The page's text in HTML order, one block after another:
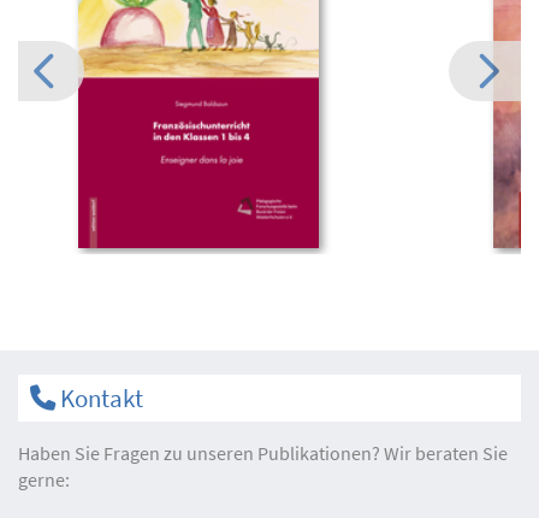
Kontakt
Haben Sie Fragen zu unseren Publikationen? Wir beraten Sie
gerne: